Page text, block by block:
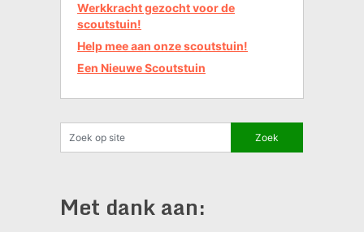
Werkkracht gezocht voor de
scoutstuin!
Help mee aan onze scoutstuin!
Een Nieuwe Scoutstuin
Met dank aan: